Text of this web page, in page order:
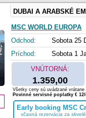
DUBAI A ARABSKÉ
MSC WORLD EUROPA
Odchod:
Sobota 25
Príchod:
Sobota 1
VNÚTORNÁ:
1.359,00
Early booking MSC
včasná rezervácia za
Všetky ceny sú uvádzané
Povinné servisné poplatky €